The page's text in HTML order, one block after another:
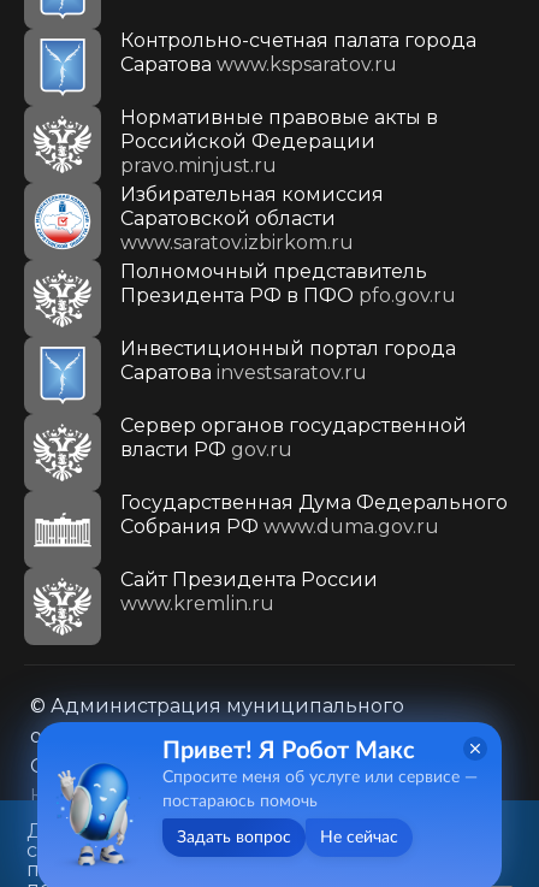
Контрольно-счетная палата города
Саратова www.kspsaratov.ru
Нормативные правовые акты в
Российской Федерации
pravo.minjust.ru
Избирательная комиссия
Саратовской области
www.saratov.izbirkom.ru
Полномочный представитель
Президента РФ в ПФО pfo.gov.ru
Инвестиционный портал города
Саратова investsaratov.ru
Сервер органов государственной
власти РФ gov.ru
Государственная Дума Федерального
Собрания РФ www.duma.gov.ru
Cайт Президента России
www.kremlin.ru
© Администрация муниципального
образования городского округа «Город
Саратов»
Контакты
Карта сайта
Политика в отношении обработки
персональных данных
Данный веб-сайт использует
cookie-файлы в целях
предоставления вам лучшего
Привет! Я Робот Макс
Спросите меня об услуге или сервисе —
постараюсь помочь
Задать вопрос Не сейчас